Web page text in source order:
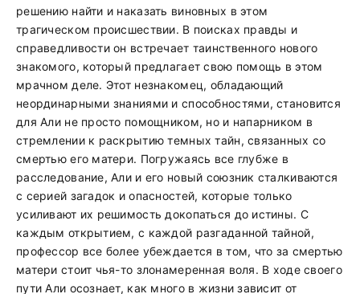
решению найти и наказать виновных в этом
трагическом происшествии. В поисках правды и
справедливости он встречает таинственного нового
знакомого, который предлагает свою помощь в этом
мрачном деле. Этот незнакомец, обладающий
неординарными знаниями и способностями, становится
для Али не просто помощником, но и напарником в
стремлении к раскрытию темных тайн, связанных со
смертью его матери. Погружаясь все глубже в
расследование, Али и его новый союзник сталкиваются
с серией загадок и опасностей, которые только
усиливают их решимость докопаться до истины. С
каждым открытием, с каждой разгаданной тайной,
профессор все более убеждается в том, что за смертью
матери стоит чья-то злонамеренная воля. В ходе своего
пути Али осознает, как много в жизни зависит от